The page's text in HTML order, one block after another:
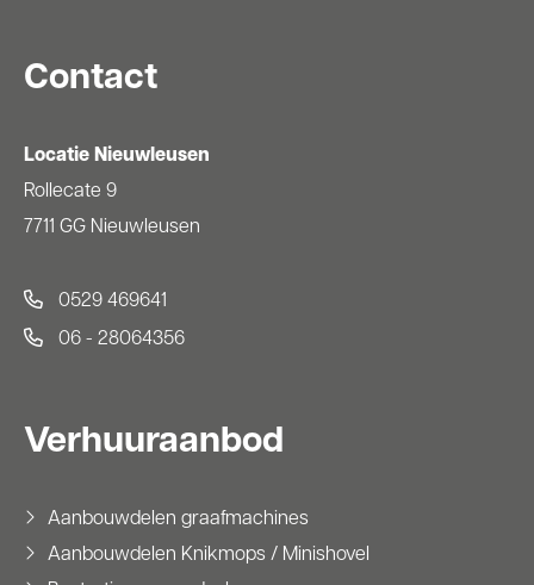
Contact
Locatie Nieuwleusen
Rollecate 9
7711 GG Nieuwleusen
0529 469641
06 - 28064356
Verhuuraanbod
Aanbouwdelen graafmachines
Aanbouwdelen Knikmops / Minishovel